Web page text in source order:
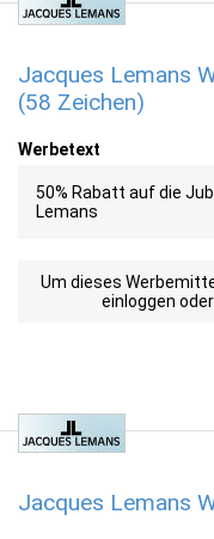
Jacques Lemans
(58 Zeichen)
Werbetext
50% Rabatt auf die
Lemans
Um dieses
einloggen
Jacques Lemans